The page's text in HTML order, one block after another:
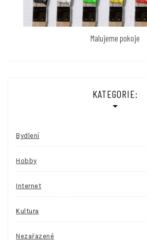
Malujeme pokoje
KATEGORIE:
Bydlení
Hobby
Internet
Kultura
Nezařazené